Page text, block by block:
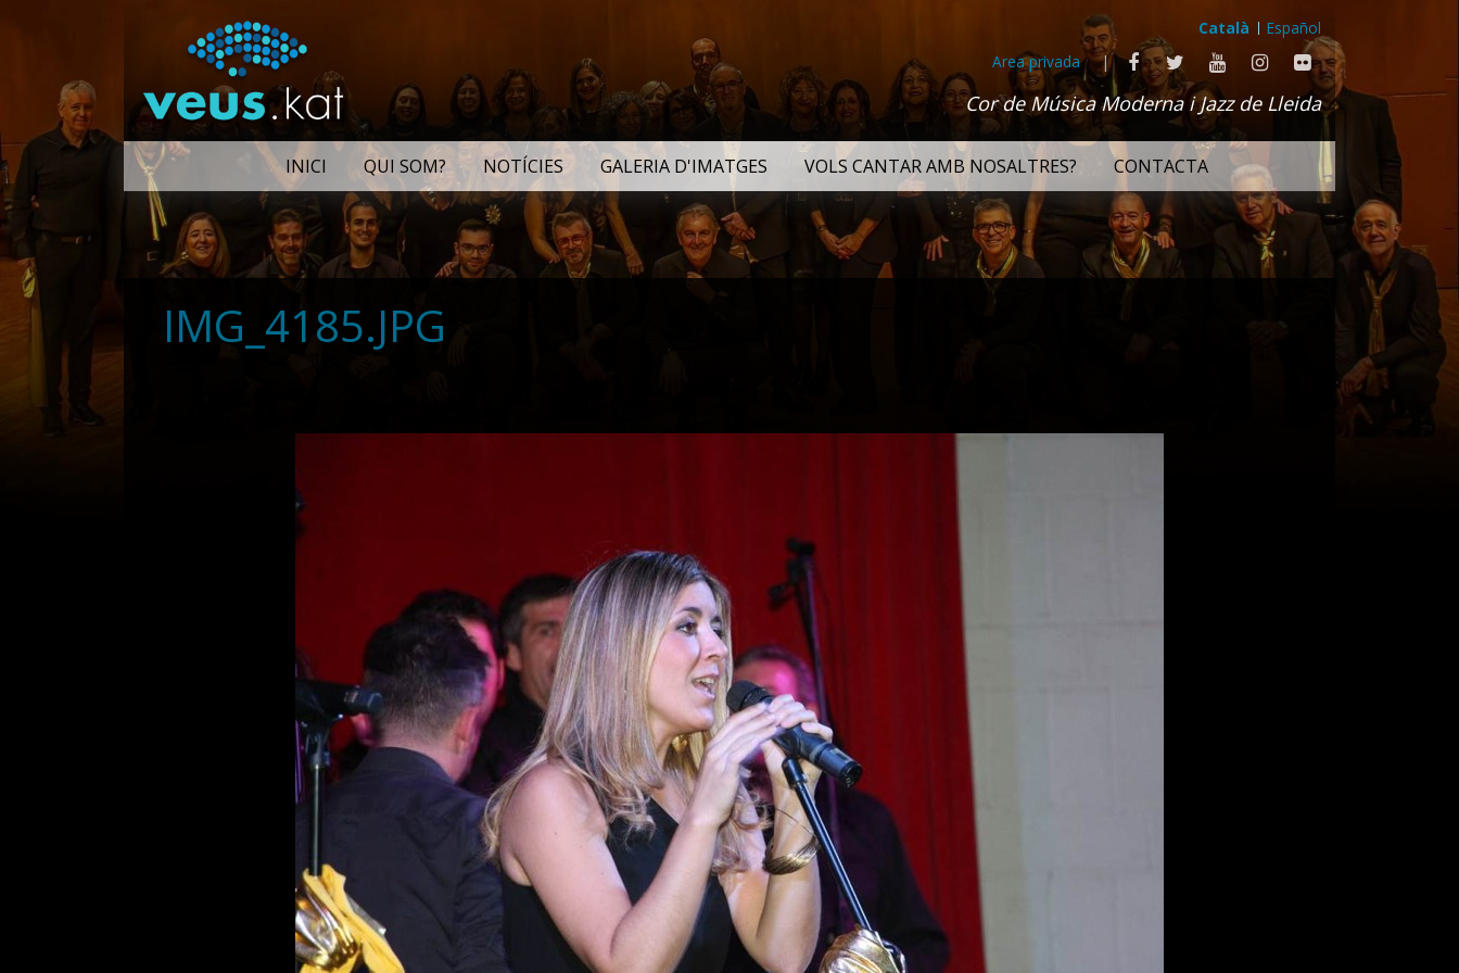
Català
Español
Area privada
|
Cor de Música Moderna i Jazz de Lleida
INICI QUI SOM? NOTÍCIES GALERIA D'IMATGES VOLS CANTAR AMB NOSALTRES? CONTACTA
IMG_4185.JPG